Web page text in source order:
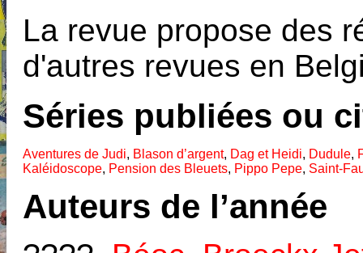
La revue propose des
d'autres revues en
Séries publiées ou
Aventures de Judi, Blason d’argent, Dag et Heidi, Dudule,
Kaléidoscope, Pension des Bleuets, Pippo Pepe, Saint-
Auteurs de l’année